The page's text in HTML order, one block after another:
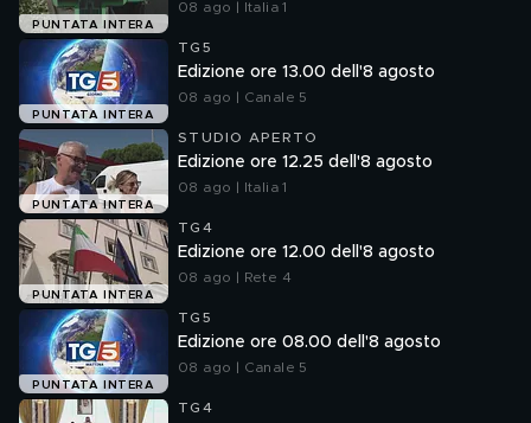
PUNTATA INTERA
08 ago | Italia 1
PUNTATA INTERA
TG5
Edizione ore 13.00 dell'8 agosto
08 ago | Canale 5
PUNTATA INTERA
STUDIO APERTO
Edizione ore 12.25 dell'8 agosto
08 ago | Italia 1
PUNTATA INTERA
TG4
Edizione ore 12.00 dell'8 agosto
08 ago | Rete 4
PUNTATA INTERA
TG5
Edizione ore 08.00 dell'8 agosto
08 ago | Canale 5
TG4